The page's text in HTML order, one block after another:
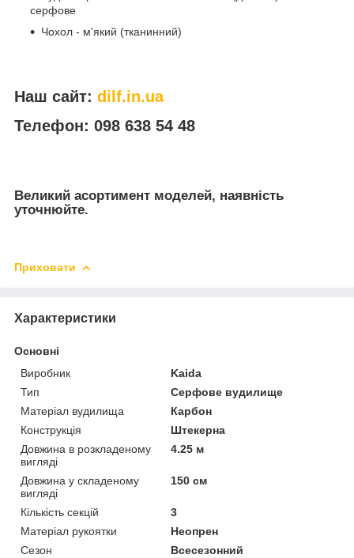
серфове
Чохол - м'який (тканинний)
Наш сайт: dilf.in.ua
Телефон: 098 638 54 48
Великий асортимент моделей, наявність
уточнюйте.
Приховати
Характеристики
Основні
Виробник
Kaida
Тип
Серфове вудилище
Матеріал вудилища
Карбон
Конструкція
Штекерна
Довжина в розкладеному
вигляді
4.25 м
Довжина у складеному
вигляді
150 см
Кількість секцій
3
Матеріал рукоятки
Неопрен
Сезон
Всесезонний